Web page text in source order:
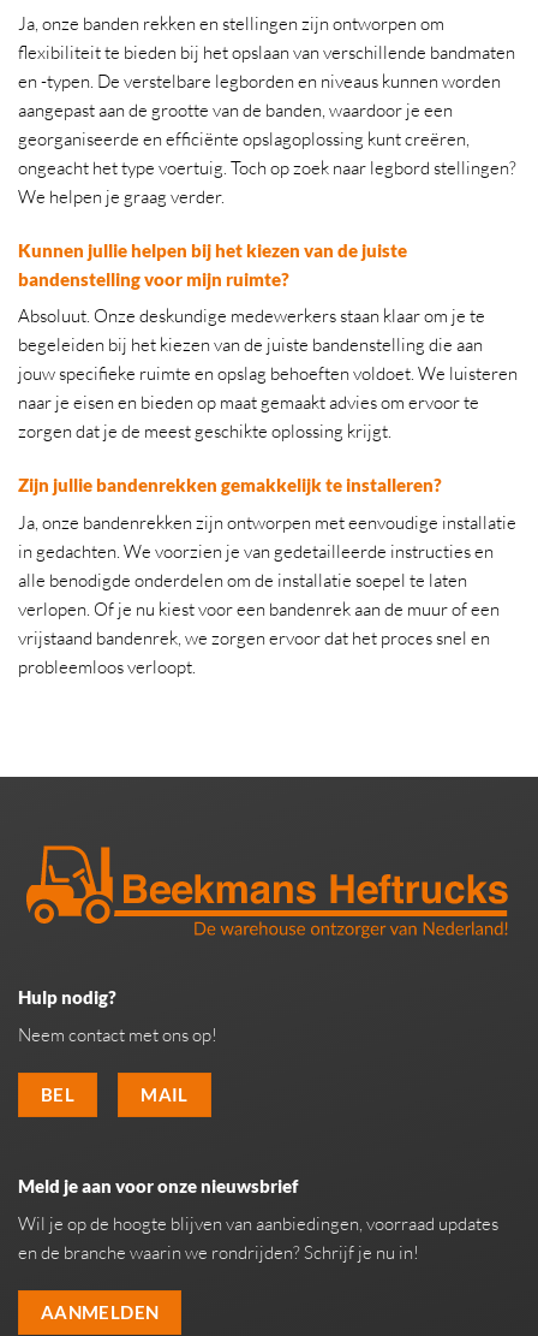
Ja, onze banden rekken en stellingen zijn ontworpen om
flexibiliteit te bieden bij het opslaan van verschillende bandmaten
en -typen. De verstelbare legborden en niveaus kunnen worden
aangepast aan de grootte van de banden, waardoor je een
georganiseerde en efficiënte opslagoplossing kunt creëren,
ongeacht het type voertuig. Toch op zoek naar legbord stellingen?
We helpen je graag verder.
Kunnen jullie helpen bij het kiezen van de juiste
bandenstelling voor mijn ruimte?
Absoluut. Onze deskundige medewerkers staan klaar om je te
begeleiden bij het kiezen van de juiste bandenstelling die aan
jouw specifieke ruimte en opslag behoeften voldoet. We luisteren
naar je eisen en bieden op maat gemaakt advies om ervoor te
zorgen dat je de meest geschikte oplossing krijgt.
Zijn jullie bandenrekken gemakkelijk te installeren?
Ja, onze bandenrekken zijn ontworpen met eenvoudige installatie
in gedachten. We voorzien je van gedetailleerde instructies en
alle benodigde onderdelen om de installatie soepel te laten
verlopen. Of je nu kiest voor een bandenrek aan de muur of een
vrijstaand bandenrek, we zorgen ervoor dat het proces snel en
probleemloos verloopt.
Hulp nodig?
Neem contact met ons op!
BEL MAIL
Meld je aan voor onze nieuwsbrief
Wil je op de hoogte blijven van aanbiedingen, voorraad updates
en de branche waarin we rondrijden? Schrijf je nu in!
AANMELDEN